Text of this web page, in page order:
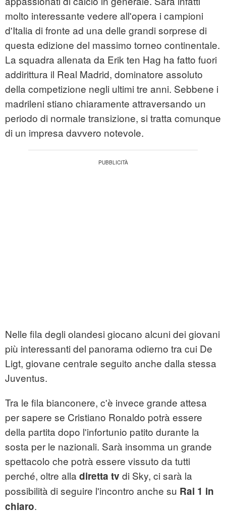
molto interessante vedere all'opera i campioni
d'Italia di fronte ad una delle grandi sorprese di
questa edizione del massimo torneo continentale.
La squadra allenata da Erik ten Hag ha fatto fuori
addirittura il Real Madrid, dominatore assoluto
della competizione negli ultimi tre anni. Sebbene i
madrileni stiano chiaramente attraversando un
periodo di normale transizione, si tratta comunque
di un impresa davvero notevole.
Nelle fila degli olandesi giocano alcuni dei giovani
più interessanti del panorama odierno tra cui De
Ligt, giovane centrale seguito anche dalla stessa
Juventus.
Tra le fila bianconere, c'è invece grande attesa
per sapere se Cristiano Ronaldo potrà essere
della partita dopo l'infortunio patito durante la
sosta per le nazionali. Sarà insomma un grande
spettacolo che potrà essere vissuto da tutti
perché, oltre alla diretta tv di Sky, ci sarà la
possibilità di seguire l'incontro anche su Rai 1 in
chiaro.